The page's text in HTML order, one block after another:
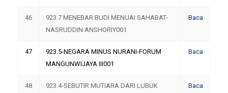
46
923.7 MENEBAR BUDI MENUAI SAHABAT-
NASRUDDIN ANSHORIY001
Baca
47
923.5-NEGARA MINUS NURANI-FORUM
MANGUNWIJAYA III001
Baca
48
923.4-SEBUTIR MUTIARA DARI LUBUK
Baca